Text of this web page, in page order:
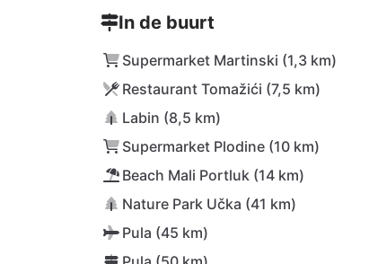
In de buurt
Supermarket Martinski (1,3 km)
Restaurant Tomažići (7,5 km)
Labin (8,5 km)
Supermarket Plodine (10 km)
Beach Mali Portluk (14 km)
Nature Park Učka (41 km)
Pula (45 km)